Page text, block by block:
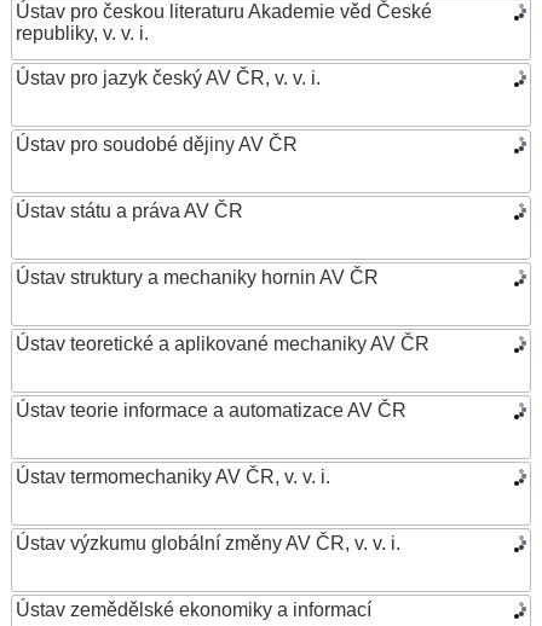
Ústav pro českou literaturu Akademie věd České
republiky, v. v. i.
Ústav pro jazyk český AV ČR, v. v. i.
Ústav pro soudobé dějiny AV ČR
Ústav státu a práva AV ČR
Ústav struktury a mechaniky hornin AV ČR
Ústav teoretické a aplikované mechaniky AV ČR
Ústav teorie informace a automatizace AV ČR
Ústav termomechaniky AV ČR, v. v. i.
Ústav výzkumu globální změny AV ČR, v. v. i.
Ústav zemědělské ekonomiky a informací